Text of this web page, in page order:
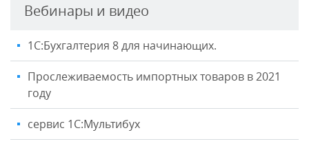
Вебинары и видео
1С:Бухгалтерия 8 для начинающих.
Прослеживаемость импортных товаров в 2021
году
сервис 1С:Мультибух